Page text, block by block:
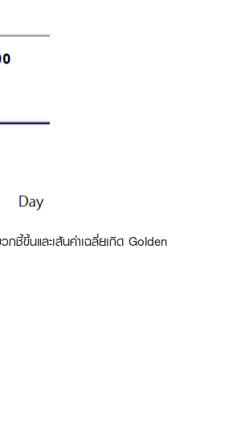
ขึ้นและเส้นค่าเฉลี่ยเกิด Golden